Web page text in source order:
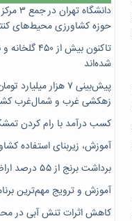
حوزه کشاورزی محیط‌های
تاکنون بیش از
شده‌اند
پیش‌بینی ۷‌ هزار
زهکشی غرب و شمال‌غرب
کسب درآمد با رام کردن
آموزش، زیربنای استفاده
برداشت برنج از ۵۵ درصد اراضی شالیکاری گیلان
آموزش و ترویج مهم‌ترین
کاهش اثرات تنش آبی در